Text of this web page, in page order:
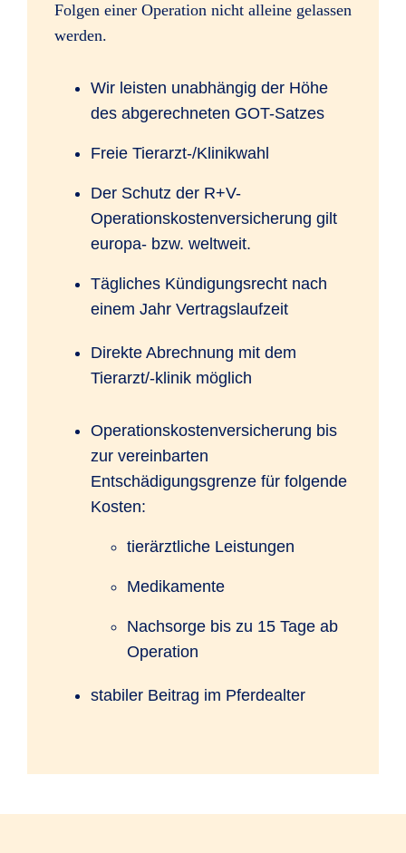
Folgen einer Operation nicht alleine gelassen
werden.
Wir leisten unabhängig der Höhe
des abgerechneten GOT-Satzes
Freie Tierarzt-/Klinikwahl
Der Schutz der R+V-
Operationskostenversicherung gilt
europa- bzw. weltweit.
Tägliches Kündigungsrecht nach
einem Jahr Vertragslaufzeit
Direkte Abrechnung mit dem
Tierarzt/-klinik möglich
Operationskostenversicherung bis
zur vereinbarten
Entschädigungsgrenze für folgende
Kosten:
tierärztliche Leistungen
Medikamente
Nachsorge bis zu 15 Tage ab
Operation
stabiler Beitrag im Pferdealter